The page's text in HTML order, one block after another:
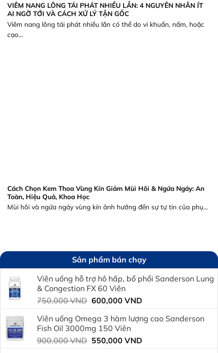
VIÊM NANG LÔNG TÁI PHÁT NHIỀU LẦN: 4 NGUYÊN NHÂN ÍT
AI NGỜ TỚI VÀ CÁCH XỬ LÝ TẬN GỐC
Viêm nang lông tái phát nhiều lần có thể do vi khuẩn, nấm, hoặc
cạo...
Cách Chọn Kem Thoa Vùng Kín Giảm Mùi Hôi & Ngứa Ngáy: An
Toàn, Hiệu Quả, Khoa Học
Mùi hôi và ngứa ngáy vùng kín ảnh hưởng đến sự tự tin của phụ...
Sản phẩm bán chạy
Viên uống hỗ trợ hô hấp, bổ phổi Sanderson Lung
& Congestion FX 60 Viên
750,000VND Giá
là:
750,000 VND.
600,000 VNDGiá
tại
600,000 VND.
Viên uống Omega 3 hàm lượng cao Sanderson
Fish Oil 3000mg 150 Viên
900,000VND Giá
550,000 VNDGiá